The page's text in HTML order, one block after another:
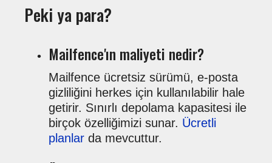
Peki ya para?
Mailfence'ın maliyeti nedir?
Mailfence ücretsiz sürümü, e-posta
gizliliğini herkes için kullanılabilir hale
getirir. Sınırlı depolama kapasitesi ile
birçok özelliğimizi sunar. Ücretli
planlar da mevcuttur.